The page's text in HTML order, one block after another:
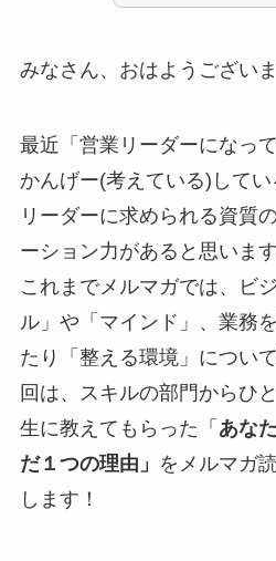
みなさん、おはようございま
最近「営業リーダーになっ
かんげー(考えている)して
リーダーに求められる資質
ーション力があると思います
これまでメルマガでは、ビ
ル」や「マインド」、業務
たり「整える環境」につい
回は、スキルの部門からひ
生に教えてもらった「 あな
だ１つの理由」 をメルマガ
します！